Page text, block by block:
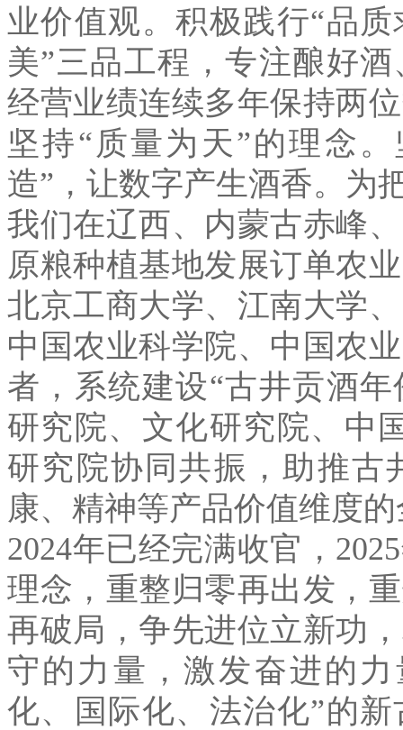
业价值观。积极践行“品质
美”三品工程，专注酿好
经营业绩连续多年保持两
坚持“ 质量为天”的理念
造” ，让数字产生酒香。为
我们在辽西、内蒙古赤峰
原粮种植基地发展订单农
北京工商大学、江南大学
中国农业科学院、中国农
者，系统建设“古井贡酒
研究院、文化研究院、中
研究院协同共振，助推古
康、精神等产品价值维度
2024年已经完满收官， 2025
理念，重整归零再出发，
再破局，争先进位立新功
守的力量，激发奋进的
化、国际化、法治化”的